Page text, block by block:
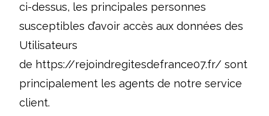
ci-dessus, les principales personnes
susceptibles d’avoir accès aux données des
Utilisateurs
de https://rejoindregitesdefrance07.fr/ sont
principalement les agents de notre service
client.